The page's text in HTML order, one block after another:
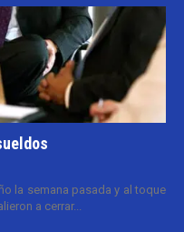
la semana pasada y al toque
a cerrar...